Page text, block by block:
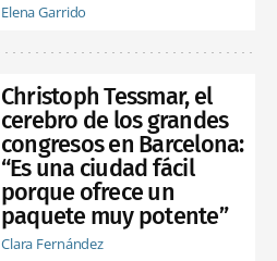
Elena Garrido
Christoph Tessmar, el
cerebro de los grandes
congresos en Barcelona:
“Es una ciudad fácil
porque ofrece un
paquete muy potente”
Clara Fernández